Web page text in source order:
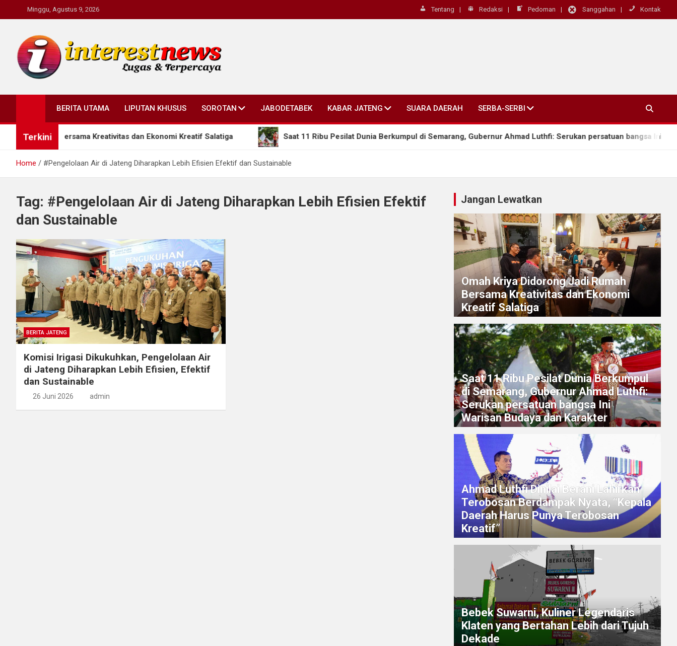
to
Minggu, Agustus 9, 2026 Tentang Redaksi Pedoman Sanggahan Kontak
Interestnews.or.id
BERITA UTAMA LIPUTAN KHUSUS SOROTAN JABODETABEK KABAR JATENG SUARA DAERAH SERBA-SERBI
Terkini
Rumah Bersama Kreativitas dan Ekonomi Kreatif Salatiga Saat 11 Ribu Pesilat Dunia Berkumpul di Semarang, Gubernur Ahmad Luthfi: Serukan persatuan bangsa Ini Warisan
Home #Pengelolaan Air di Jateng Diharapkan Lebih Efisien Efektif dan Sustainable
Tag: #Pengelolaan Air di Jateng Diharapkan Lebih Efisien Efektif
dan Sustainable
BERITA JATENG
Komisi Irigasi Dikukuhkan, Pengelolaan Air
di Jateng Diharapkan Lebih Efisien, Efektif
dan Sustainable
26 Juni 2026 admin
Jangan Lewatkan
Omah Kriya Didorong Jadi Rumah
Bersama Kreativitas dan Ekonomi
Kreatif Salatiga
Saat 11 Ribu Pesilat Dunia Berkumpul
di Semarang, Gubernur Ahmad Luthfi:
Serukan persatuan bangsa Ini
Warisan Budaya dan Karakter
Ahmad Luthfi Dinilai Berani Lahirkan
Terobosan Berdampak Nyata, “Kepala
Daerah Harus Punya Terobosan
Kreatif”
Bebek Suwarni, Kuliner Legendaris
Klaten yang Bertahan Lebih dari Tujuh
Dekade